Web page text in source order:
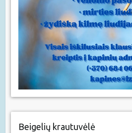
Beigelių krautuvėlė